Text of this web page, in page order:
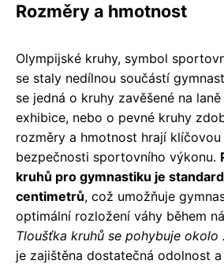
Rozměry a hmotnost
Olympijské kruhy, symbol
se staly nedílnou součástí
se jedná o kruhy zavěšené na
exhibice, nebo o pevné kruhy
rozměry a hmotnost hrají
bezpečnosti sportovního výkonu.
kruhů pro gymnastiku je
centimetrů, což umožňuje
optimální rozložení váhy během
Tloušťka kruhů se pohybuje okolo
je zajištěna dostatečná odolnost